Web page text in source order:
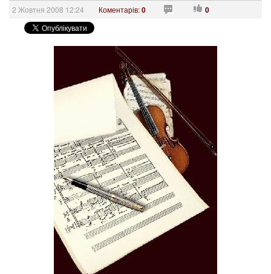
2 Жовтня 2008 12:24 Коментарів:0 0